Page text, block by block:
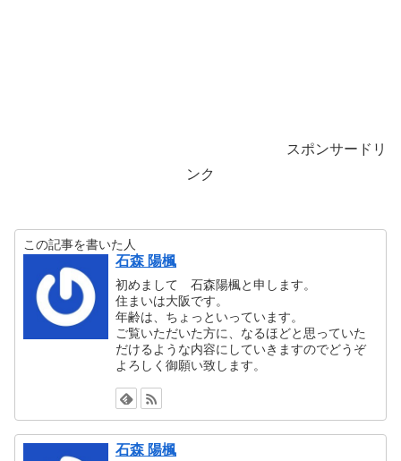
スポンサードリ
ンク
この記事を書いた人
石森 陽楓
初めまして 石森陽楓と申します。
住まいは大阪です。
年齢は、ちょっといっています。
ご覧いただいた方に、なるほどと思っていた
だけるような内容にしていきますのでどうぞ
よろしく御願い致します。
石森 陽楓